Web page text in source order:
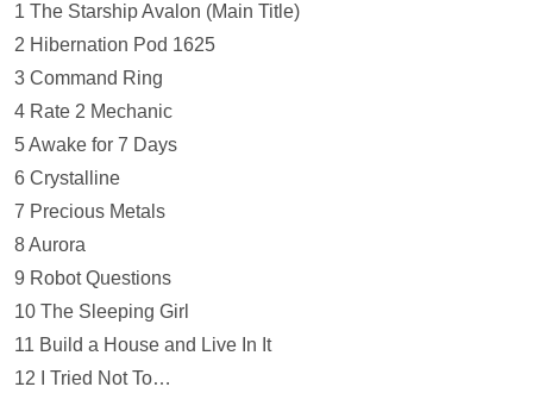
1 The Starship Avalon (Main Title)
2 Hibernation Pod 1625
3 Command Ring
4 Rate 2 Mechanic
5 Awake for 7 Days
6 Crystalline
7 Precious Metals
8 Aurora
9 Robot Questions
10 The Sleeping Girl
11 Build a House and Live In It
12 I Tried Not To…